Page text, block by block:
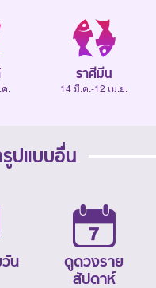
.
ราศีมีน
14 มี.ค.-12 เม.ย.
ปแบบอื่น
วัน
ดูดวงราย
สัปดาห์